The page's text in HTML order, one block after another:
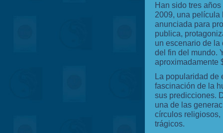
Han sido tres
2009, una película
anunciada para
publica,
un escenario de la
del fin del mundo.
aproximadamente
La popularidad de
fascinación de la
sus predicciones.
una de las
círculos religiosos,
trágicos.